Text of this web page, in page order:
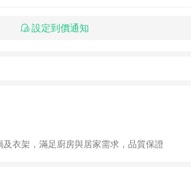
設定到價通知
衣架，滿足廚房與居家需求，品質保證